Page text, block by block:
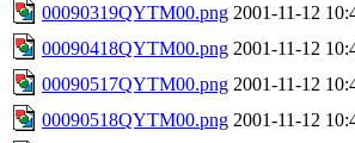
00090319QYTM00.png 2001-11-12
00090418QYTM00.png 2001-11-12
00090517QYTM00.png 2001-11-12
00090518QYTM00.png 2001-11-12